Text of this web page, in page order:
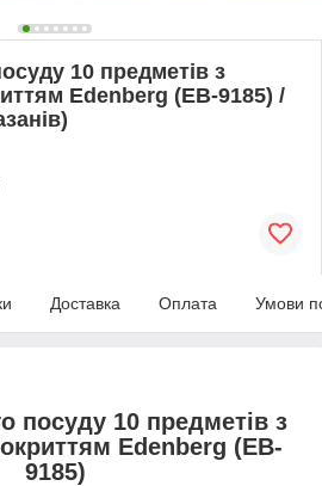
10 предметів з
Edenberg (EB-9185) /
Доставка Оплата Умови
посуду 10 предметів з
Edenberg (EB-
9185)